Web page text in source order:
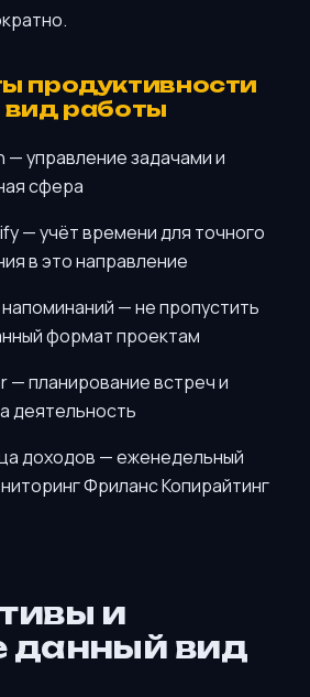
продуктивности
работы
— управление задачами и
сфера
— учёт времени для точного
в это направление
— не пропустить
формат проектам
— планирование встреч и
деятельность
доходов — еженедельный
Фриланс Копирайтинг
и
данный вид